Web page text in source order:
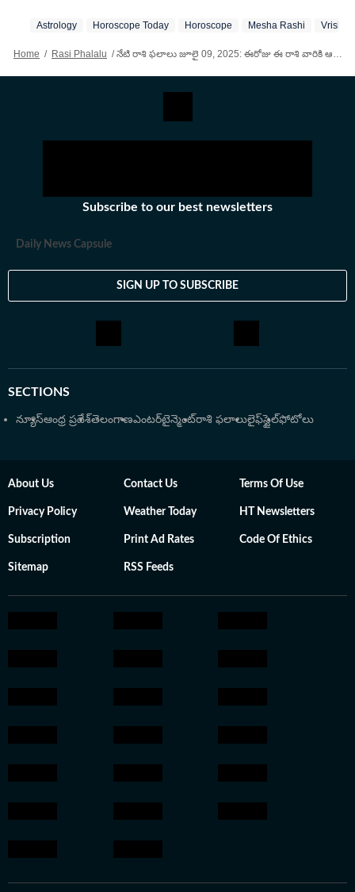
జర్నలిజంపై అత్యంత మక్కువతో పనిచేస్తున్న బృందం. సంపూర్ణ
Astrology Horoscope Today Horoscope Mesha Rashi
Home / Rasi Phalalu / నేటి రాశి ఫలాలు జూలై 09, 2025: ఈరోజు ఈ రాశి వారికి ఆకస్మిక ధనలాభ యోగం, బంధుమిత్రుల సహకారం!
Subscribe to our best newsletters
Daily News Capsule
SIGN UP TO SUBSCRIBE
SECTIONS
న్యూస్ఆంధ్ర ప్రదేశ్తెలంగాణఎంటర్‌టైన్మెంట్రాశి ఫలాలులైఫ్‌స్టైల్ఫోటోలు
About Us Contact Us Terms Of Use
Privacy Policy Weather Today HT Newsletters
Subscription Print Ad Rates Code Of Ethics
Sitemap RSS Feeds